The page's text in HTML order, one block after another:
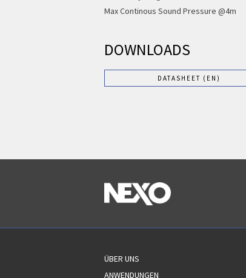
Max Continous Sound Pressure @4m
DOWNLOADS
DATASHEET (EN)
ÜBER UNS
ANWENDUNGEN